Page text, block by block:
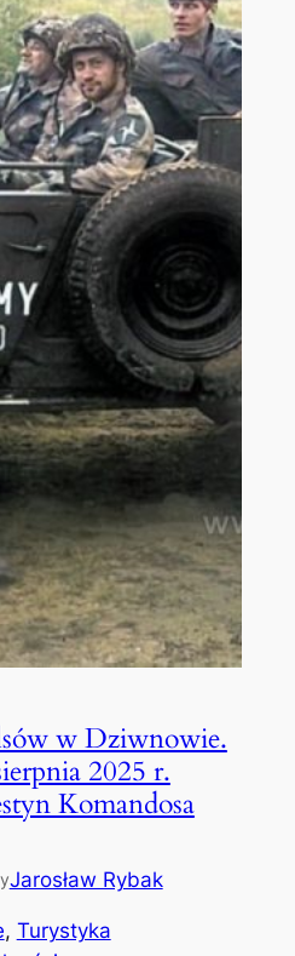
w Dziwnowie.
2025 r.
Komandosa
Jarosław Rybak
, Turystyka